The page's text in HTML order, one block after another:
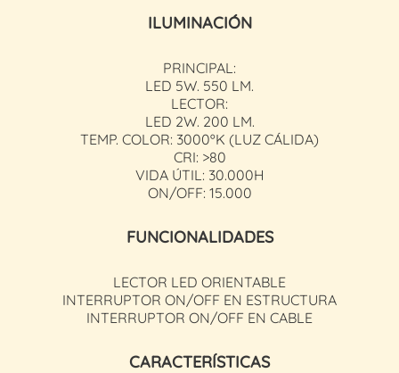
ILUMINACIÓN
PRINCIPAL:
LED 5W. 550 LM.
LECTOR:
LED 2W. 200 LM.
TEMP. COLOR: 3000ºK (LUZ CÁLIDA)
CRI: >80
VIDA ÚTIL: 30.000H
ON/OFF: 15.000
FUNCIONALIDADES
LECTOR LED ORIENTABLE
INTERRUPTOR ON/OFF EN ESTRUCTURA
INTERRUPTOR ON/OFF EN CABLE
CARACTERÍSTICAS